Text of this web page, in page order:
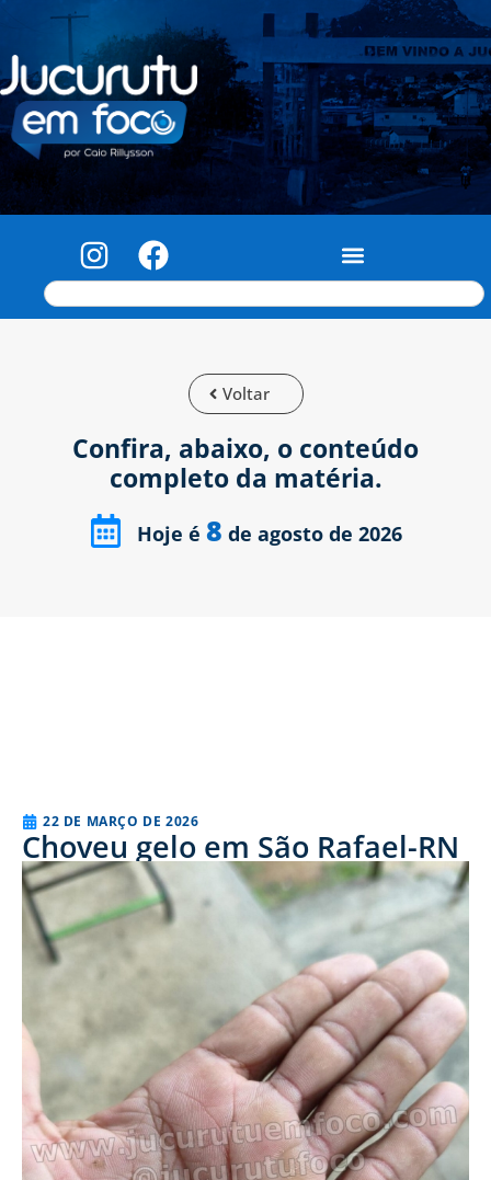
Voltar
Confira, abaixo, o conteúdo
completo da matéria.
Hoje é 8 de agosto de 2026
22 DE MARÇO DE 2026
Choveu gelo em São Rafael-RN